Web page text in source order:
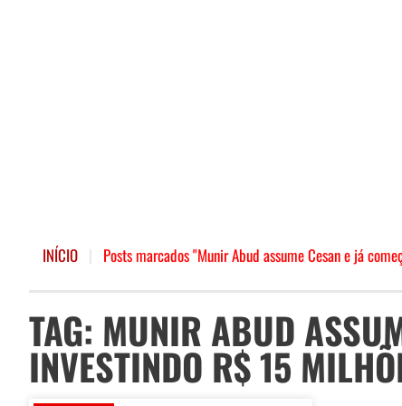
INÍCIO Posts marcados "Munir Abud assume Cesan e já
TAG: MUNIR ABUD
INVESTINDO R$ 15